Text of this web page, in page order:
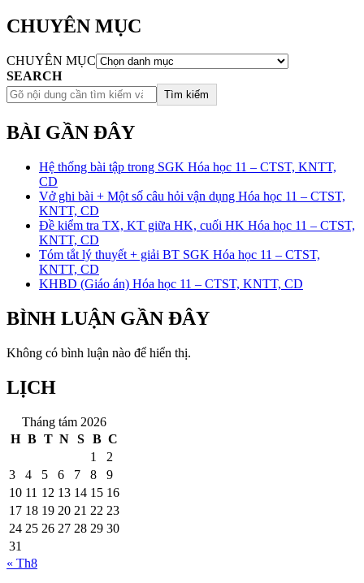
CHUYÊN MỤC
CHUYÊN MỤC
SEARCH
Tìm kiếm
BÀI GẦN ĐÂY
Hệ thống bài tập trong SGK Hóa học 11 – CTST, KNTT,
CD
Vở ghi bài + Một số câu hỏi vận dụng Hóa học 11 – CTST,
KNTT, CD
Đề kiểm tra TX, KT giữa HK, cuối HK Hóa học 11 – CTST,
KNTT, CD
Tóm tắt lý thuyết + giải BT SGK Hóa học 11 – CTST,
KNTT, CD
KHBD (Giáo án) Hóa học 11 – CTST, KNTT, CD
BÌNH LUẬN GẦN ĐÂY
Không có bình luận nào để hiển thị.
LỊCH
Tháng tám 2026
H B T N S B C
1
2
3
4 5 6 7 8
9
10 11 12 13 14 15 16
17 18 19 20 21 22 23
24 25 26 27 28 29 30
31
« Th8